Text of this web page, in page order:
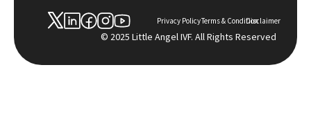
Privacy PolicyTerms & ConditionDisclaimer
© 2025 Little Angel IVF. All Rights Reserved